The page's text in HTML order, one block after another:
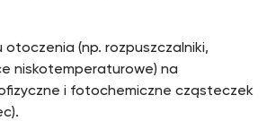
otoczenia (np. rozpuszczalniki,
niskotemperaturowe) na
i fotochemiczne cząsteczek